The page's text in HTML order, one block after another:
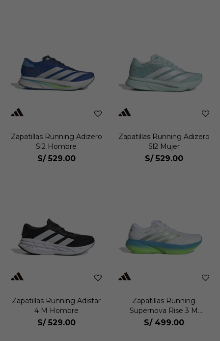
Zapatillas Running Adizero
Sl2 Hombre
S/ 529.00
Zapatillas Running Adizero
Sl2 Mujer
S/ 529.00
Zapatillas Running Adistar
4 M Hombre
S/ 529.00
Zapatillas Running
Supernova Rise 3 M
Hombre
S/ 499.00